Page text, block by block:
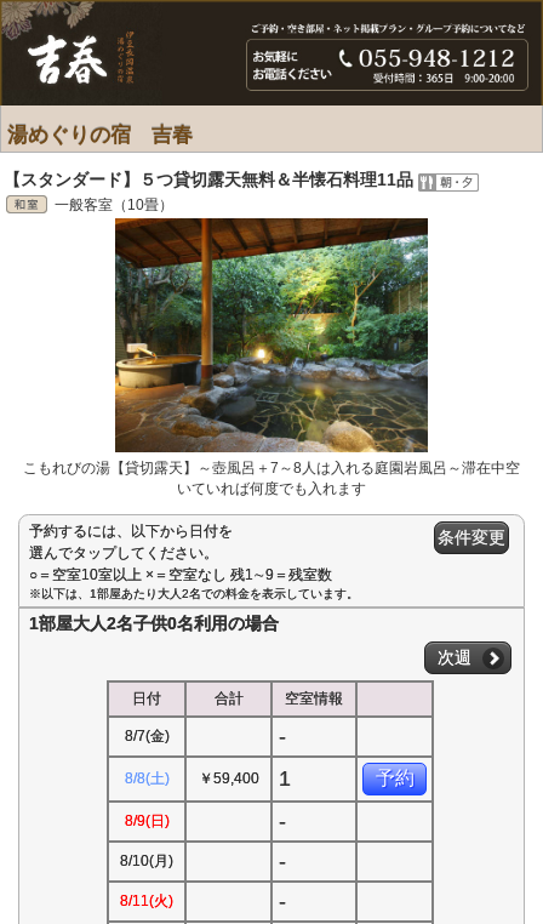
湯めぐりの宿 吉春
【スタンダード】５つ貸切露天無料＆半懐石料理11品
一般客室（10畳）
こもれびの湯【貸切露天】～壺風呂＋7～8人は入れる庭園岩風呂～滞在中空
いていれば何度でも入れます
予約するには、以下から日付を
選んでタップしてください。
○＝空室10室以上 ×＝空室なし 残1∼9＝残室数
条件変更
※以下は、1部屋あたり大人2名での料金を表示しています。
1部屋大人2名子供0名利用の場合
次週
日付 合計 空室情報
8/7(金) -
8/8(土) ￥59,400 1 予約
8/9(日) -
8/10(月) -
8/11(火) -